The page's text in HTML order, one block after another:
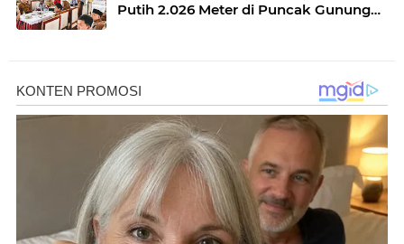
Putih 2.026 Meter di Puncak Gunung